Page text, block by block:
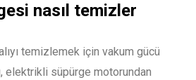
nasıl temizler
temizlemek için vakum gücü
elektrikli süpürge motorundan